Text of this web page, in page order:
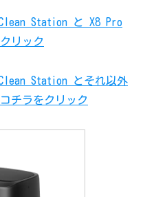
Station と X8 Pro
リック
Station とそれ以外
チラをクリック